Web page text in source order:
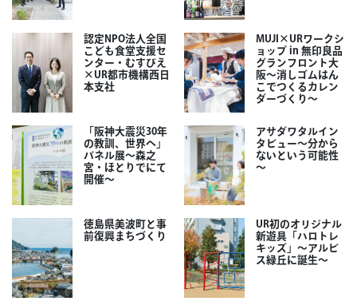
認定NPO法人全国
こども食堂支援セ
ンター・むすびえ
×UR都市機構西日
本支社
MUJI×URワークシ
ョップ in 無印良品
グランフロント大
阪～消しゴムはん
こでつくるカレン
ダーづくり～
「阪神大震災30年
の教訓、世界へ」
パネル展～森之
宮・ほとりでにて
開催～
アサダワタルイン
タビュー～分から
ないという可能性
～
徳島県美波町と事
前復興まちづくり
UR初のオリジナル
新遊具「ハロトレ
キッズ」～アルビ
ス緑丘に誕生～